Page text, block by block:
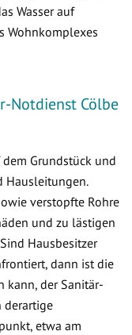
Wasser auf
Wohnkomplexes
Notdienst Cölbe
Grundstück und
Hausleitungen.
verstopfte Rohre
und zu lästigen
Hausbesitzer
dann ist die
kann, der Sanitär-
derartige
etwa am